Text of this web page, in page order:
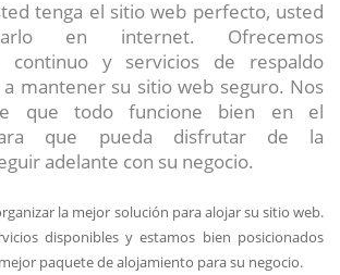
tenga el sitio web perfecto, usted
en internet. Ofrecemos
continuo y servicios de respaldo
mantener su sitio web seguro. Nos
que todo funcione bien en el
que pueda disfrutar de la
adelante con su negocio.
la mejor solución para alojar su sitio web.
disponibles y estamos bien posicionados
paquete de alojamiento para su negocio.